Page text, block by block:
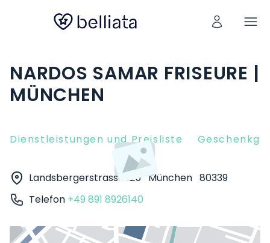
NARDOS SAMAR FRISEURE |
MÜNCHEN
Dienstleistungen und Preisliste
Landsbergerstrasse 125 München 80339
Telefon +49 891 8926140